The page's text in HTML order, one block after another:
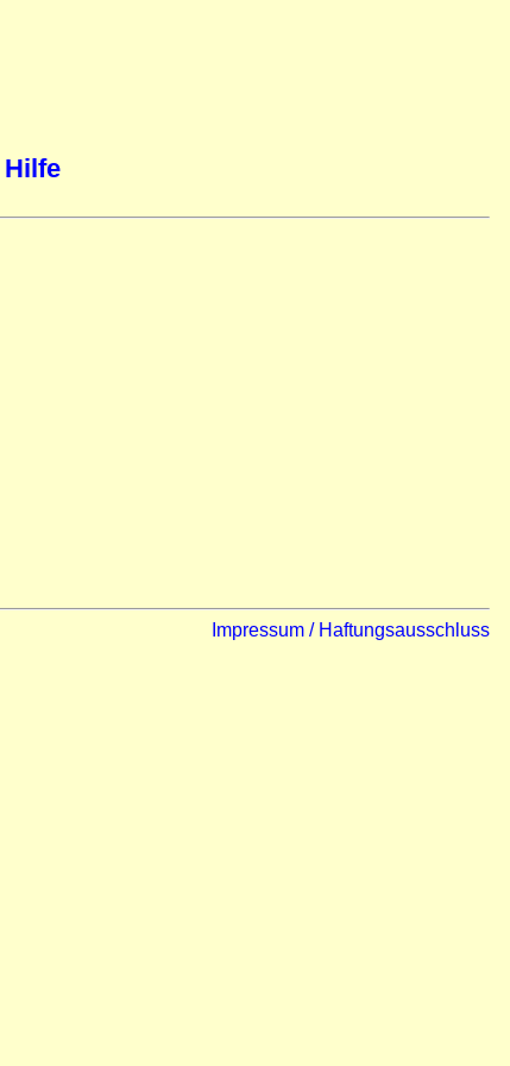
Hilfe
Impressum / Haftungsausschluss